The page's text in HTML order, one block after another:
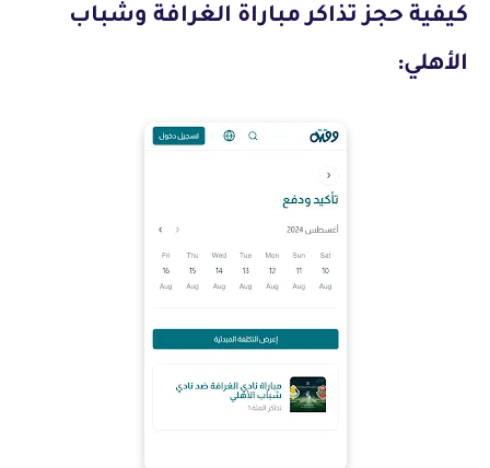
كيفية حجز تذاكر مباراة الغرافة وشباب
الأهلي: